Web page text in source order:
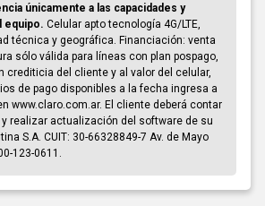
únicamente a las capacidades y
equipo. Celular apto tecnología 4G/LTE,
técnica y geográfica. Financiación: venta
sólo válida para líneas con plan pospago,
crediticia del cliente y al valor del celular,
de pago disponibles a la fecha ingresa a
www.claro.com.ar. El cliente deberá contar
y realizar actualización del software de su
S.A. CUIT: 30-66328849-7 Av. de Mayo
123-0611.